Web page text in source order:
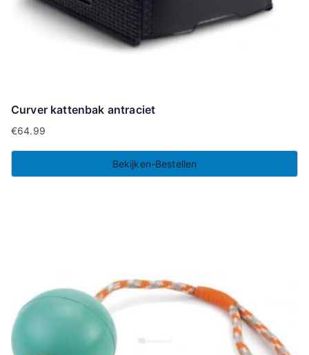
Curver kattenbak antraciet
€64.99
Bekijken-Bestellen